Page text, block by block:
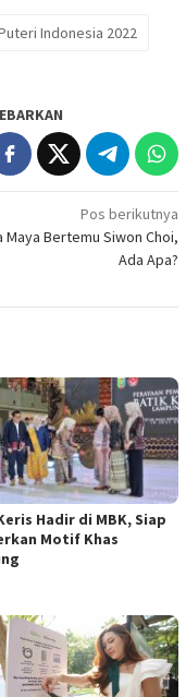
Indonesia 2022
Pos berikutnya
Maya Bertemu Siwon Choi,
Ada Apa?
Hadir di MBK, Siap
Motif Khas